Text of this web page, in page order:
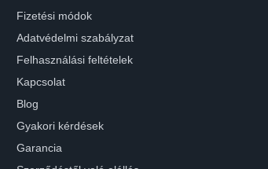
Fizetési módok
Adatvédelmi szabályzat
Felhasználási feltételek
Kapcsolat
Blog
Gyakori kérdések
Garancia